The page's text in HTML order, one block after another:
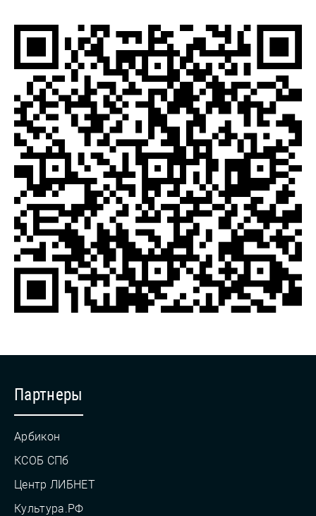
Партнеры
Арбикон
КСОБ СПб
Центр ЛИБНЕТ
Культура.РФ